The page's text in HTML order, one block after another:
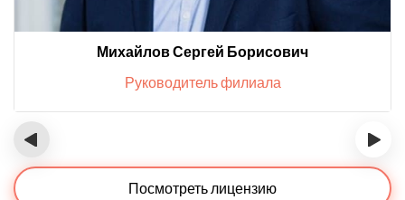
Михайлов Сергей Борисович
Руководитель филиала
‹ ›
Посмотреть лицензию